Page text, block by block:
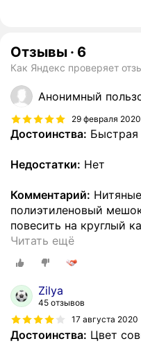
Отзывы · 6
Как Яндекс проверяет
Анонимный
29 февраля 2020
Достоинства: Быстрая
Недостатки: Нет
Комментарий:
полиэтиленовый
повесить на круглый
Читать ещё
Zilya
45 отзывов
17 августа 2020
Достоинства: Цвет